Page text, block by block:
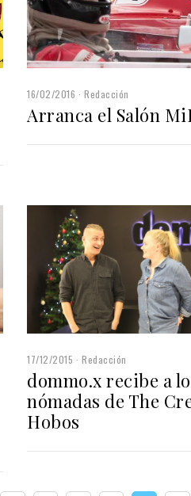
16/02/2016 Redacción
Arranca el Salón
17/12/2015 Redacción
dommo.x recibe a
nómadas de The
Hobos